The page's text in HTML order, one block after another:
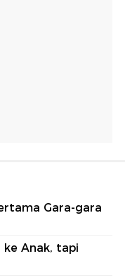
Gara-gara
ke Anak, tapi